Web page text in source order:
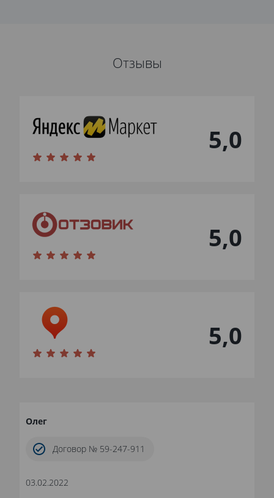
Отзывы
5,0
5,0
5,0
Олег
Договор № 59-247-911
03.02.2022